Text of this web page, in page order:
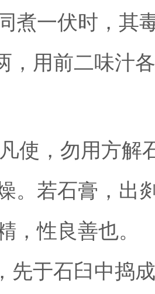
煮一伏时，其
，用前二味汁
使，勿用方解
。若石膏，出
，性良善也。
先于石臼中捣